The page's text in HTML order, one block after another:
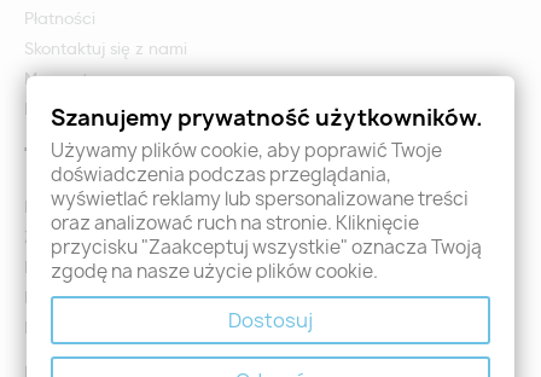
Płatności
Skontaktuj się z nami
Mapa strony
Formularz zwrotu i reklamacji
Twoje konto
Logowanie
Załóż konto - Rejestracja
Moje zamówienia
Promocje
Nowości
Szanujemy prywatność użytkowników.
Używamy plików cookie, aby poprawić Twoje
doświadczenia podczas przeglądania,
wyświetlać reklamy lub spersonalizowane treści
oraz analizować ruch na stronie. Kliknięcie
przycisku "Zaakceptuj wszystkie" oznacza Twoją
zgodę na nasze użycie plików cookie.
Dostosuj